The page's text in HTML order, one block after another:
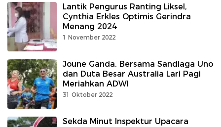
Lantik Pengurus Ranting Liksel,
Cynthia Erkles Optimis Gerindra
Menang 2024
1 November 2022
Joune Ganda, Bersama Sandiaga Uno
dan Duta Besar Australia Lari Pagi
Meriahkan ADWI
31 Oktober 2022
Sekda Minut Inspektur Upacara